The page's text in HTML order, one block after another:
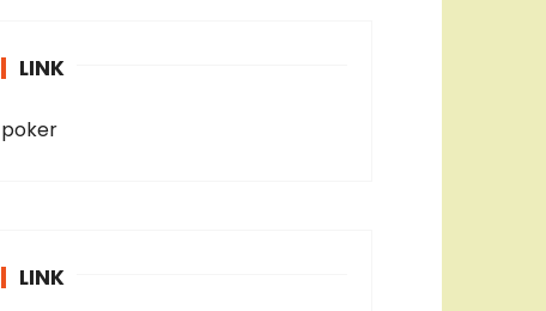
LINK
poker
LINK